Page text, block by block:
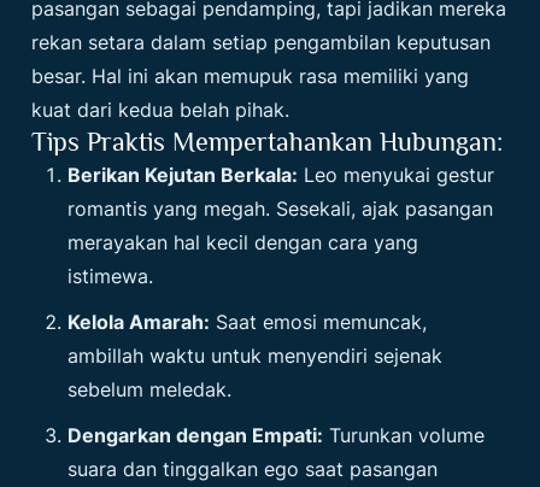
pasangan sebagai pendamping, tapi jadikan mereka
rekan setara dalam setiap pengambilan keputusan
besar. Hal ini akan memupuk rasa memiliki yang
kuat dari kedua belah pihak.
Tips Praktis Mempertahankan Hubungan:
Berikan Kejutan Berkala: Leo menyukai gestur
romantis yang megah. Sesekali, ajak pasangan
merayakan hal kecil dengan cara yang
istimewa.
Kelola Amarah: Saat emosi memuncak,
ambillah waktu untuk menyendiri sejenak
sebelum meledak.
Dengarkan dengan Empati: Turunkan volume
suara dan tinggalkan ego saat pasangan